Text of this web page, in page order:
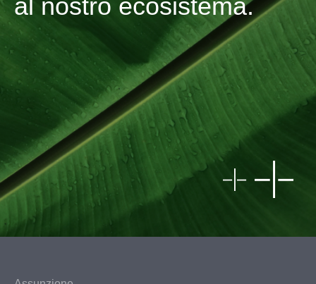
al nostro ecosistema.